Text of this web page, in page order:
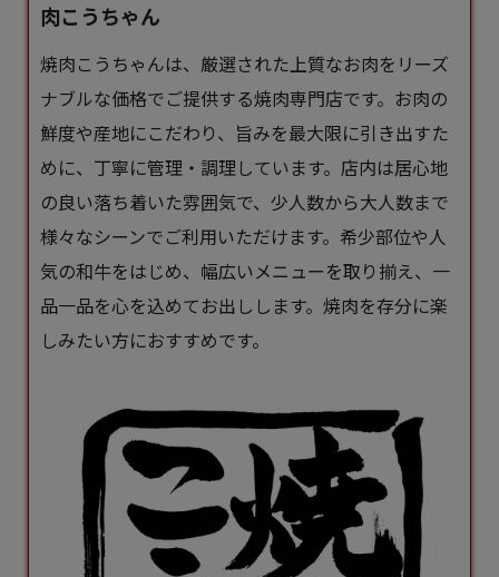
肉こうちゃん
焼肉こうちゃんは、厳選された上質なお肉をリーズ
ナブルな価格でご提供する焼肉専門店です。お肉の
鮮度や産地にこだわり、旨みを最大限に引き出すた
めに、丁寧に管理・調理しています。店内は居心地
の良い落ち着いた雰囲気で、少人数から大人数まで
様々なシーンでご利用いただけます。希少部位や人
気の和牛をはじめ、幅広いメニューを取り揃え、一
品一品を心を込めてお出しします。焼肉を存分に楽
しみたい方におすすめです。